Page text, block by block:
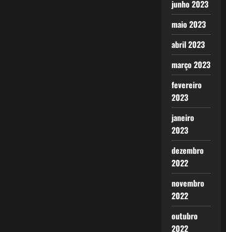
junho 2023
maio 2023
abril 2023
março 2023
fevereiro
2023
janeiro
2023
dezembro
2022
novembro
2022
outubro
2022